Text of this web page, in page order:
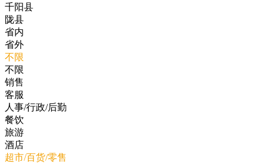
千阳县
陇县
省内
省外
不限
不限
销售
客服
人事/行政/后勤
餐饮
旅游
酒店
超市/百货/零售